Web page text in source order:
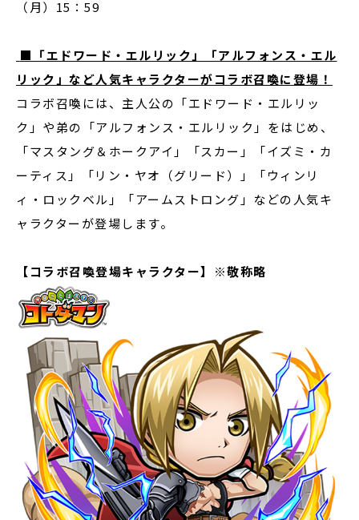
（月）15：59
■ 「エドワード・エルリック」「アルフォンス・エル
リック」など人気キャラクターがコラボ召喚に登場！
コラボ召喚には、主人公の「エドワード・エルリッ
ク」や弟の「アルフォンス・エルリック」をはじめ、
「マスタング＆ホークアイ」「スカー」「イズミ・カ
ーティス」「リン・ヤオ（グリード）」「ウィンリ
ィ・ロックベル」「アームストロング」などの人気キ
ャラクターが登場します。
【コラボ召喚登場キャラクター】 ※敬称略